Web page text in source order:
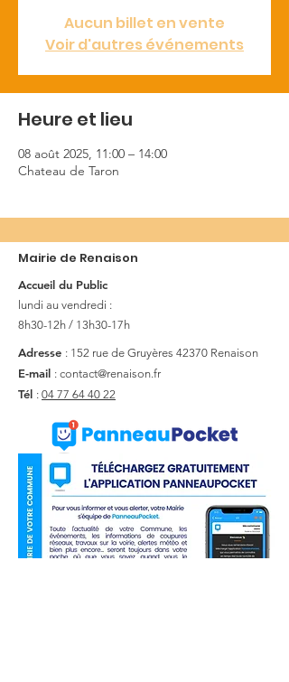
Aucun billet en vente
Voir d'autres événements
Heure et lieu
08 août 2025, 11:00 – 14:00
Chateau de Taron
Mairie de Renaison
Accueil du Public
lundi au vendredi :
8h30-12h / 13h30-17h
Adresse : 152 rue de Gruyères 42370 Renaison
E-mail : contact@renaison.fr
Tél : 04 77 64 40 22